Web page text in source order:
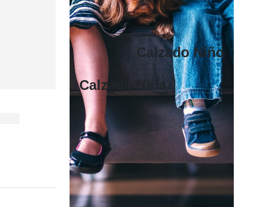
Calzado Niño
Calzado Niña